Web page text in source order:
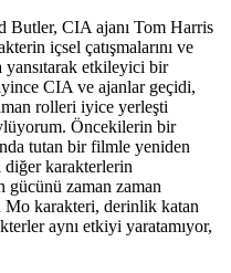
Butler, CIA ajanı Tom Harris
içsel çatışmalarını ve
yansıtarak etkileyici bir
CIA ve ajanlar geçidi,
rolleri iyice yerleşti
Öncekilerin bir
tutan bir filmle yeniden
karakterlerin
gücünü zaman zaman
Mo karakteri, derinlik katan
aynı etkiyi yaratamıyor,